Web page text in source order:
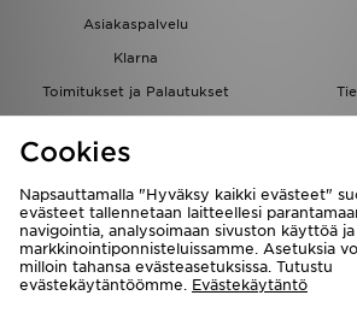
Asiakaspalvelu
Klarna
Toimitukset ja Palautukset
Löydä myymälä
Kumppanuusohjelma
Cookies
Napsauttamalla "Hyväksy kaikki evästeet"
evästeet tallennetaan laitteellesi
navigointia, analysoimaan sivuston käyttöä
markkinointiponnisteluissamme. Asetuksia
milloin tahansa evästeasetuksissa. Tutustu
evästekäytäntöömme. Evästekäytäntö